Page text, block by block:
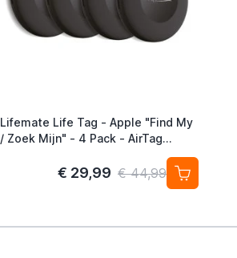
Lifemate Life Tag - Apple "Find My
/ Zoek Mijn" - 4 Pack - AirTag
€ 29,99 € 44,99